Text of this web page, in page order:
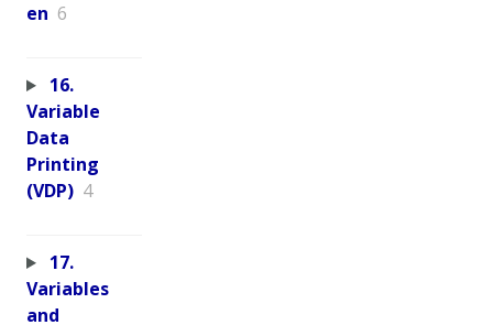
en 6
16.
Variable
Data
Printing
(VDP) 4
17.
Variables
and